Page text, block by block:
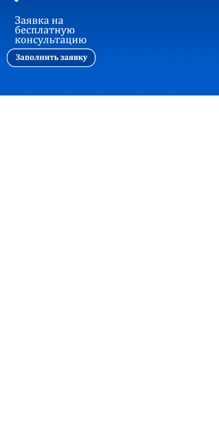
Первая | Ассоциация | Новости | Стажировка | Обучение |